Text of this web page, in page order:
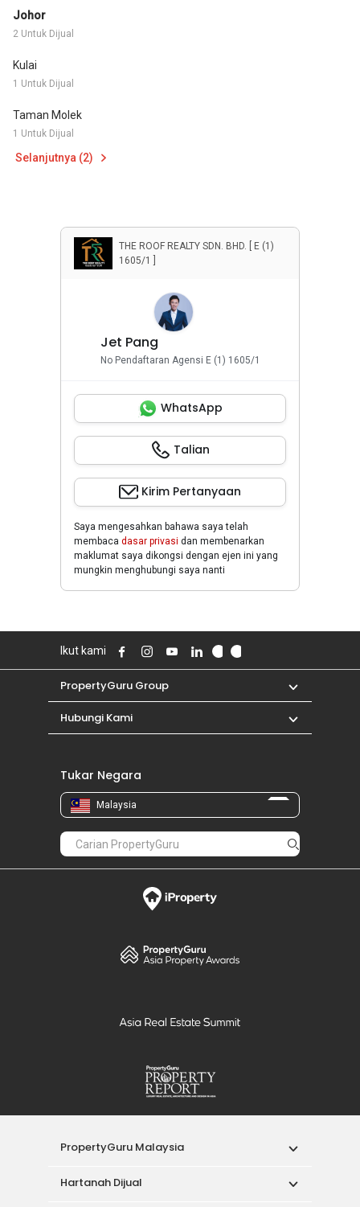
Johor
2 Untuk Dijual
Kulai
1 Untuk Dijual
Taman Molek
1 Untuk Dijual
Selanjutnya (2)
THE ROOF REALTY SDN. BHD. [ E (1)
1605/1 ]
Jet Pang
No Pendaftaran Agensi E (1) 1605/1
WhatsApp
Talian
Kirim Pertanyaan
Saya mengesahkan bahawa saya telah
membaca dasar privasi dan membenarkan
maklumat saya dikongsi dengan ejen ini yang
mungkin menghubungi saya nanti
Ikut kami
PropertyGuru Group
Hubungi Kami
Tukar Negara
Malaysia
PropertyGuru Malaysia
Hartanah Dijual